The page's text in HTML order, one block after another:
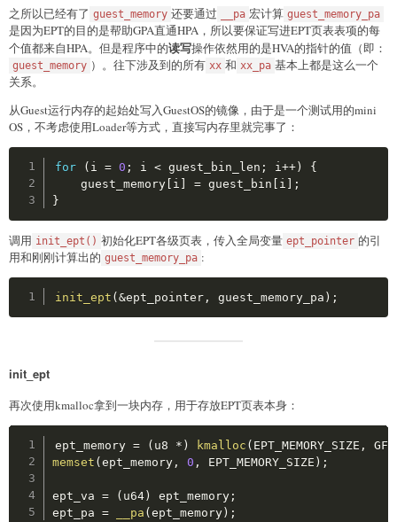
);
printk("IA32_VMX_TRUE_PROCBASED_CTLS =
ecx 0x48B;
volatile
(
: "=a" (eax), "=d" (edx
: "c" (ecx)
printk
"IA32_VMX_PROCBASED_CTLS2 = 0x%08x%08x\n"
ecx = 0x48F
asm
: "=a" (eax), "=d" (edx)
: "c" (ecx)
);
printk("IA32_VMX_TRUE_EXIT_CTLS = 0x%08x%08x\n"
);
printk("IA32_VMX_TRUE_ENTRY_CTLS = 0x%08x%08x\n"
ecx = 0x48C;
"rdmsr\n\t"
:
"=a" (eax), "=d" ( edx
之所以已经有了 guest_memory 还要通过 __pa 宏计算 guest_memory_pa
是因为EPT的目的是帮助GPA直通HPA，所以要保证写进EPT页表表项的每
个值都来自HPA。但是程序中的读写操作依然用的是HVA的指针的值（即：
guest_memory ）。往下涉及到的所有 xx 和 xx_pa 基本上都是这么一个
关系。
从Guest运行内存的起始处写入GuestOS的镜像，由于是一个测试用的mini
OS，不考虑使用Loader等方式，直接写内存里就完事了：
for ( i = 0 ; i < guest_bin_len ; i++ )
{
    guest_memory
i = guest_bin i
;
}
调用 init_ept() 初始化EPT各级页表，传入全局变量 ept_pointer 的引
用和刚刚计算出的 guest_memory_pa :
init_ept (&ept_pointer , guest_memory_pa ) ;
init_ept
再次使用kmalloc拿到一块内存，用于存放EPT页表本身：
ept_memory = ( u8 * ) kmalloc ( EPT_MEMORY_SIZE ,
memset (ept_memory , 0 , EPT_MEMORY_SIZE ) ;
ept_va = ( u64 ) ept_memory ;
ept_pa = __pa (ept_memory ) ;